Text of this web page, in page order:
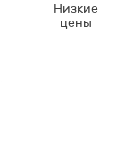
Низкие
цены